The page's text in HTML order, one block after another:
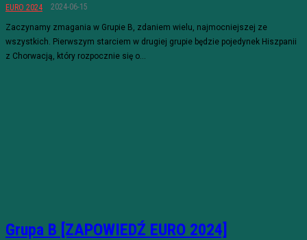
EURO 2024 2024-06-15
Zaczynamy zmagania w Grupie B, zdaniem wielu, najmocniejszej ze
wszystkich. Pierwszym starciem w drugiej grupie będzie pojedynek Hiszpanii
z Chorwacją, który rozpocznie się o...
Grupa B [ZAPOWIEDŹ EURO 2024]